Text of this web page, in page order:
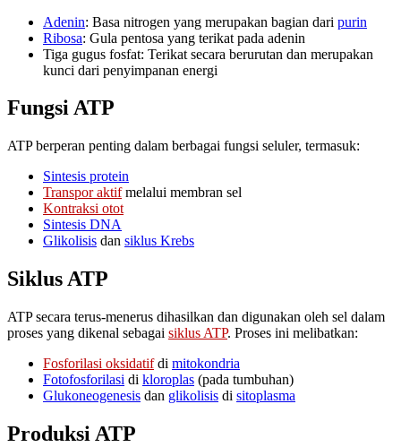
Adenin: Basa nitrogen yang merupakan bagian dari purin
Ribosa: Gula pentosa yang terikat pada adenin
Tiga gugus fosfat: Terikat secara berurutan dan merupakan
kunci dari penyimpanan energi
Fungsi ATP
ATP berperan penting dalam berbagai fungsi seluler, termasuk:
Sintesis protein
Transpor aktifmelalui membran sel
Kontraksi otot
Sintesis DNA
Glikolisis dan siklus Krebs
Siklus ATP
ATP secara terus-menerus dihasilkan dan digunakan oleh sel dalam
proses yang dikenal sebagai siklus ATP. Proses ini melibatkan:
Fosforilasi oksidatifdi mitokondria
Fotofosforilasi di kloroplas (pada tumbuhan)
Glukoneogenesis dan glikolisis di sitoplasma
Produksi ATP